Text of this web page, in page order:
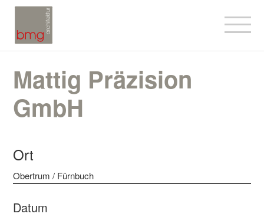
Mattig Präzision
GmbH
Ort
Obertrum / Fürnbuch
Datum